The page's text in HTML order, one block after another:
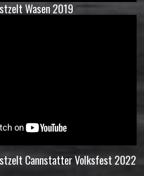
Wasen 2019
Cannstatter Volksfest 2022